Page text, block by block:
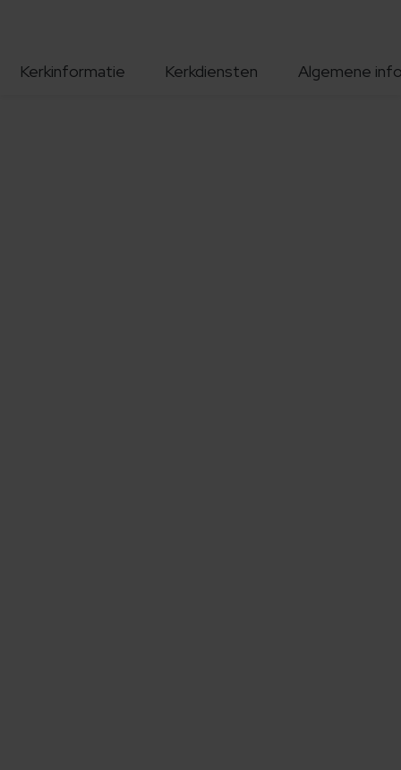
Kerkinformatie Kerkdiensten Algemene